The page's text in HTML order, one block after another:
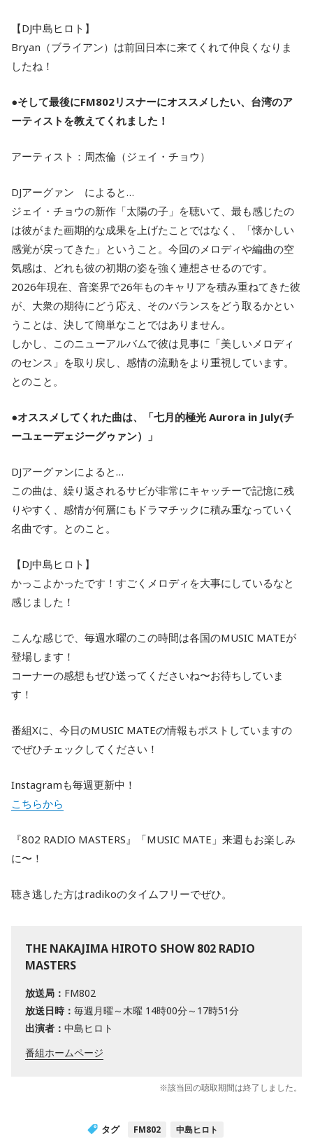
【DJ中島ヒロト】
Bryan（ブライアン）は前回日本に来てくれて仲良くなりま
したね！
●そして最後にFM802リスナーにオススメしたい、台湾のア
ーティストを教えてくれました！
アーティスト：周杰倫（ジェイ・チョウ）
DJアーグァン によると…
ジェイ・チョウの新作「太陽の子」を聴いて、最も感じたの
は彼がまた画期的な成果を上げたことではなく、「懐かしい
感覚が戻ってきた」ということ。今回のメロディや編曲の空
気感は、どれも彼の初期の姿を強く連想させるのです。
2026年現在、音楽界で26年ものキャリアを積み重ねてきた彼
が、大衆の期待にどう応え、そのバランスをどう取るかとい
うことは、決して簡単なことではありません。
しかし、このニューアルバムで彼は見事に「美しいメロディ
のセンス」を取り戻し、感情の流動をより重視しています。
とのこと。
●オススメしてくれた曲は、「七月的極光 Aurora in July(チ
ーユェーデェジーグゥァン）」
DJアーグァンによると…
この曲は、繰り返されるサビが非常にキャッチーで記憶に残
りやすく、感情が何層にもドラマチックに積み重なっていく
名曲です。とのこと。
【DJ中島ヒロト】
かっこよかったです！すごくメロディを大事にしているなと
感じました！
こんな感じで、毎週水曜のこの時間は各国のMUSIC MATEが
登場します！
コーナーの感想もぜひ送ってくださいね〜お待ちしていま
す！
番組Xに、今日のMUSIC MATEの情報もポストしていますの
でぜひチェックしてください！
Instagramも毎週更新中！
こちらから
『802 RADIO MASTERS』「MUSIC MATE」来週もお楽しみ
に〜！
聴き逃した方はradikoのタイムフリーでぜひ。
THE NAKAJIMA HIROTO SHOW 802 RADIO
MASTERS
放送局： FM802
放送日時： 毎週月曜～木曜 14時00分～17時51分
出演者： 中島ヒロト
番組ホームページ
※該当回の聴取期間は終了しました。
タグ FM802 中島ヒロト